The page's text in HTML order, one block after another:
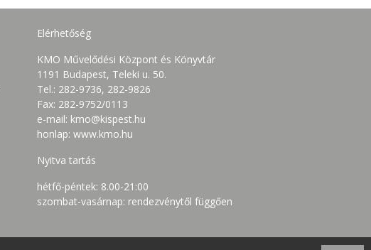
Elérhetőség
KMO Művelődési Központ és Könyvtár
1191 Budapest, Teleki u. 50.
Tel.: 282-9736, 282-9826
Fax: 282-9752/0113
e-mail: kmo@kispest.hu
honlap: www.kmo.hu
Nyitva tartás
hétfő-péntek: 8.00-21:00
szombat-vasárnap: rendezvénytől függően